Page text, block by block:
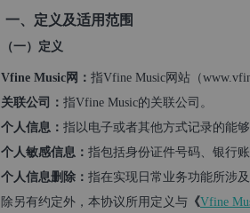
一、定义及适用范围
（一）定义
Vfine Music 网： 指Vfine Music网站（
关联公司： 指Vfine Music的关联公司。
个人信息： 指以电子或者其他方式记录的能
个人敏感信息： 指包括身份证件号码、银行
个人信息删除： 指在实现日常业务功能所涉
除另有约定外，本协议所用定义与 《Vfine